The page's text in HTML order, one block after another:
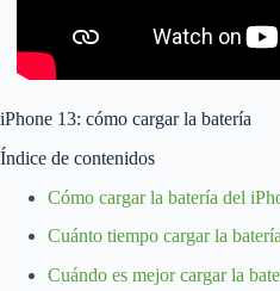
iPhone 13: cómo cargar la batería
Índice de contenidos
Cómo cargar la batería del
Cuánto tiempo cargar la
Cuándo es mejor cargar la